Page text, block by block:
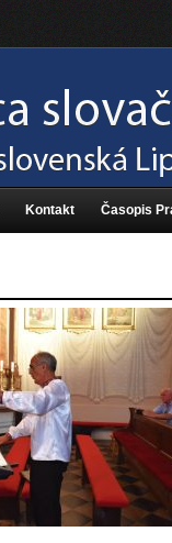
Kontakt Časopis